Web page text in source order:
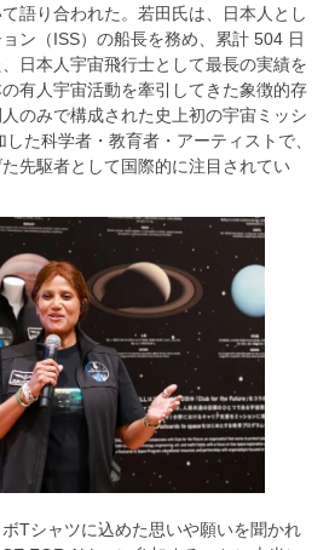
語り合われた。若田氏は、日本人とし
ン（ISS）の船長を務め、累計 504 日
日本人宇宙飛行士として最長の実績を
有人宇宙活動を牽引してきた象徴的存
のみで構成された史上初の宇宙ミッシ
た科学者・教育者・アーティストで、
先駆者として国際的に注目されてい
Tシャツに込めた思いや願いを聞かれ